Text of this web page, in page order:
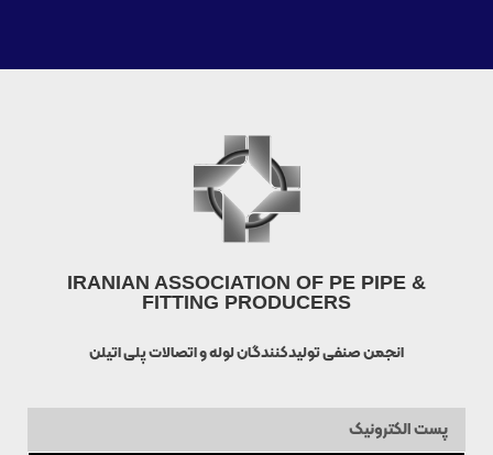
IRANIAN ASSOCIATION OF PE PIPE &
FITTING PRODUCERS
انجمن صنفی تولیدکنندگان لوله و اتصالات پلی اتیلن